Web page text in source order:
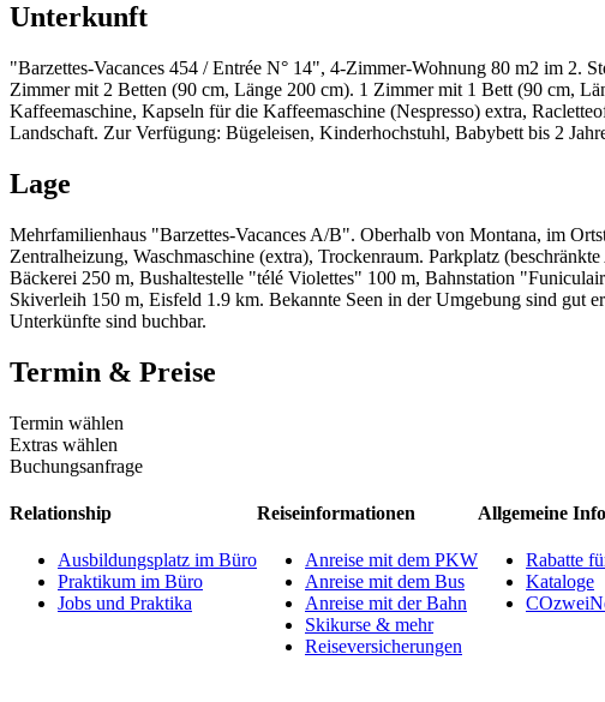
Unterkunft
"Barzettes-Vacances 454 / Entrée N° 14", 4-Zimmer-Wohnung 80 m2 im 2.
Zimmer mit 2 Betten (90 cm, Länge 200 cm). 1 Zimmer mit 1 Bett (90 cm,
Kaffeemaschine, Kapseln für die Kaffeemaschine (Nespresso) extra,
Landschaft. Zur Verfügung: Bügeleisen, Kinderhochstuhl, Babybett bis 2
Lage
Mehrfamilienhaus "Barzettes-Vacances A/B". Oberhalb von Montana, im
Zentralheizung, Waschmaschine (extra), Trockenraum. Parkplatz
Bäckerei 250 m, Bushaltestelle "télé Violettes" 100 m, Bahnstation
Skiverleih 150 m, Eisfeld 1.9 km. Bekannte Seen in der Umgebung sind gut
Unterkünfte sind buchbar.
Termin & Preise
Termin wählen
Extras wählen
Buchungsanfrage
Relationship
Ausbildungsplatz im Büro
Praktikum im Büro
Jobs und Praktika
Reiseinformationen
Anreise mit dem PKW
Anreise mit dem Bus
Anreise mit der Bahn
Skikurse & mehr
Reiseversicherungen
Allgemeine
Rabatte
Kataloge